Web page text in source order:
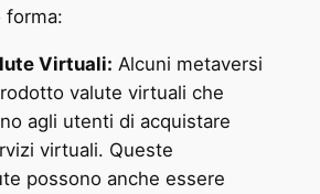
forma:
Virtuali: Alcuni metaversi
valute virtuali che
agli utenti di acquistare
virtuali. Queste
possono anche essere